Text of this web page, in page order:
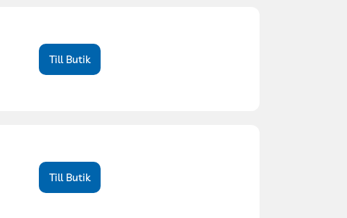
Till Butik
Till Butik